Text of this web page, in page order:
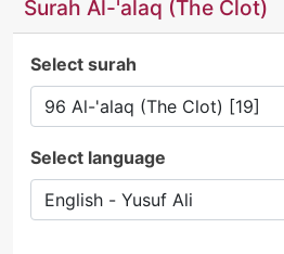
Surah Al-'alaq (The Clot)
Select surah
Select language